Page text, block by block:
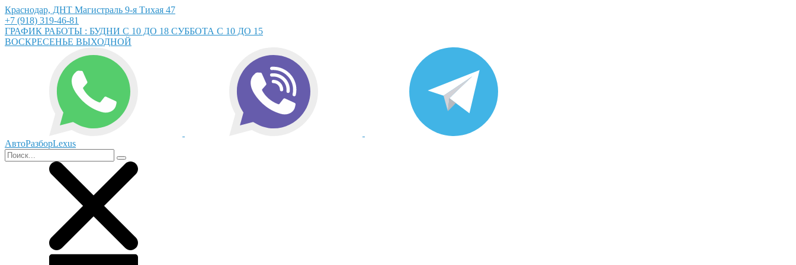
Краснодар, ДНТ Магистраль 9-я Тихая 47
+7 (918) 319-46-81
ГРАФИК РАБОТЫ : БУДНИ С 10 ДО 18 СУББОТА С 10 ДО 15
ВОСКРЕСЕНЬЕ ВЫХОДНОЙ
АвтоРазборLexus